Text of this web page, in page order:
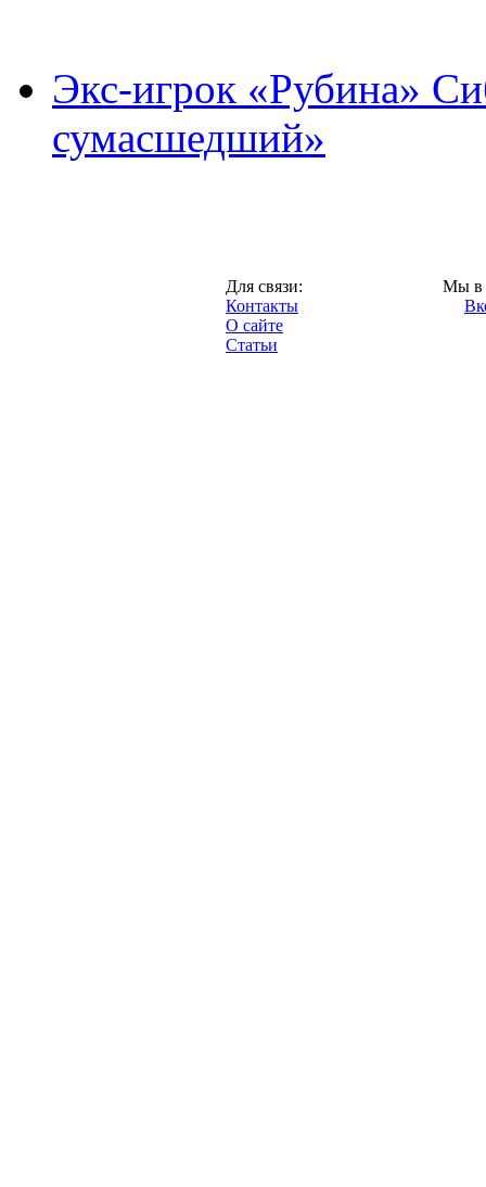
Экс-игрок «Рубина»
сумасшедший»
Для связи:
Контакты
О сайте
Статьи
Мы в